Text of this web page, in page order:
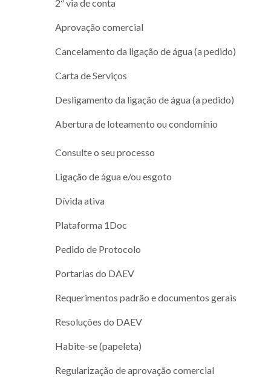
2ª via de conta
Aprovação comercial
Cancelamento da ligação de água (a pedido)
Carta de Serviços
Desligamento da ligação de água (a pedido)
Abertura de loteamento ou condomínio
Consulte o seu processo
Ligação de água e/ou esgoto
Dívida ativa
Plataforma 1Doc
Pedido de Protocolo
Portarias do DAEV
Requerimentos padrão e documentos gerais
Resoluções do DAEV
Habite-se (papeleta)
Regularização de aprovação comercial